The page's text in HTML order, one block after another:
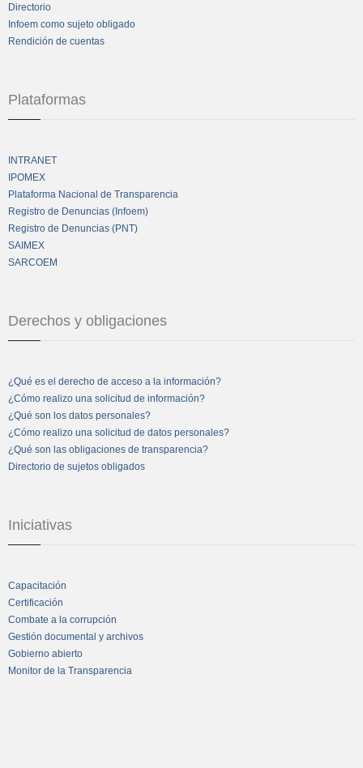
Directorio
Infoem como sujeto obligado
Rendición de cuentas
Plataformas
INTRANET
IPOMEX
Plataforma Nacional de Transparencia
Registro de Denuncias (Infoem)
Registro de Denuncias (PNT)
SAIMEX
SARCOEM
Derechos y obligaciones
¿Qué es el derecho de acceso a la información?
¿Cómo realizo una solicitud de información?
¿Qué son los datos personales?
¿Cómo realizo una solicitud de datos personales?
¿Qué son las obligaciones de transparencia?
Directorio de sujetos obligados
Iniciativas
Capacitación
Certificación
Combate a la corrupción
Gestión documental y archivos
Gobierno abierto
Monitor de la Transparencia